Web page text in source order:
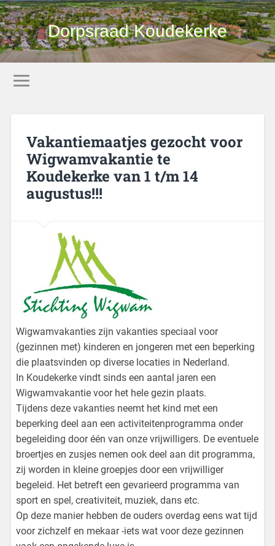
Dorpsraad Koudekerke
Vakantiemaatjes gezocht voor
Wigwamvakantie te
Koudekerke van 1 t/m 14
augustus!!!
Wigwamvakanties zijn vakanties speciaal voor
(gezinnen met) kinderen en jongeren met een beperking
die plaatsvinden op diverse locaties in Nederland.
In Koudekerke vindt sinds een aantal jaren een
Wigwamvakantie voor het hele gezin plaats.
Tijdens deze vakanties neemt het kind met een
beperking deel aan een activiteitenprogramma onder
begeleiding door één van onze vrijwilligers. De eventuele
broertjes en zusjes nemen ook deel aan dit programma,
zij worden in kleine groepjes door een vrijwilliger
begeleid. Het betreft een gevarieerd programma van
sport en spel, creativiteit, muziek, dans etc.
Op deze manier hebben de ouders overdag eens wat tijd
voor zichzelf en mekaar -iets wat voor deze gezinnen